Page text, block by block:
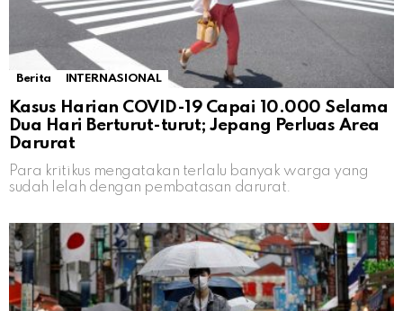
Berita INTERNASIONAL
Kasus Harian COVID-19 Capai 10.000 Selama
Dua Hari Berturut-turut; Jepang Perluas Area
Darurat
Para kritikus mengatakan terlalu banyak warga yang
sudah lelah dengan pembatasan darurat.